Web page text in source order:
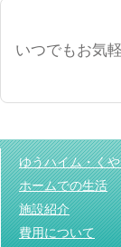
いつでもお気
ゆうハイム・く
ホームでの生活
施設紹介
費用について